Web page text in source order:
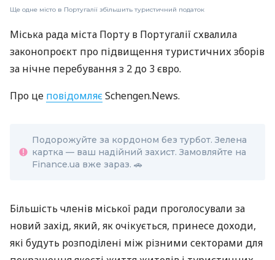
Ще одне місто в Португалії збільшить туристичний податок
Міська рада міста Порту в Португалії схвалила
законопроєкт про підвищення туристичних зборів
за нічне перебування з 2 до 3 євро.
Про це повідомляєSchengen.News.
Подорожуйте за кордоном без турбот. Зелена
картка — ваш надійний захист. Замовляйте на
Finance.ua вже зараз. 🚗
Більшість членів міської ради проголосували за
новий захід, який, як очікується, принесе доходи,
які будуть розподілені між різними секторами для